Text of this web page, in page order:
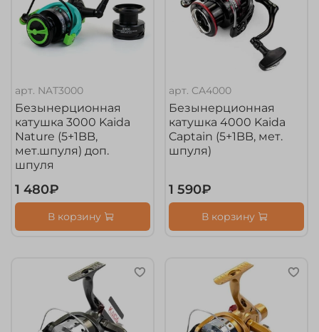
арт. NAT3000
Безынерционная
катушка 3000 Kaida
Nature (5+1BB,
мет.шпуля) доп.
шпуля
1 480₽
В корзину
арт. CA4000
Безынерционная
катушка 4000 Kaida
Captain (5+1BB, мет.
шпуля)
1 590₽
В корзину